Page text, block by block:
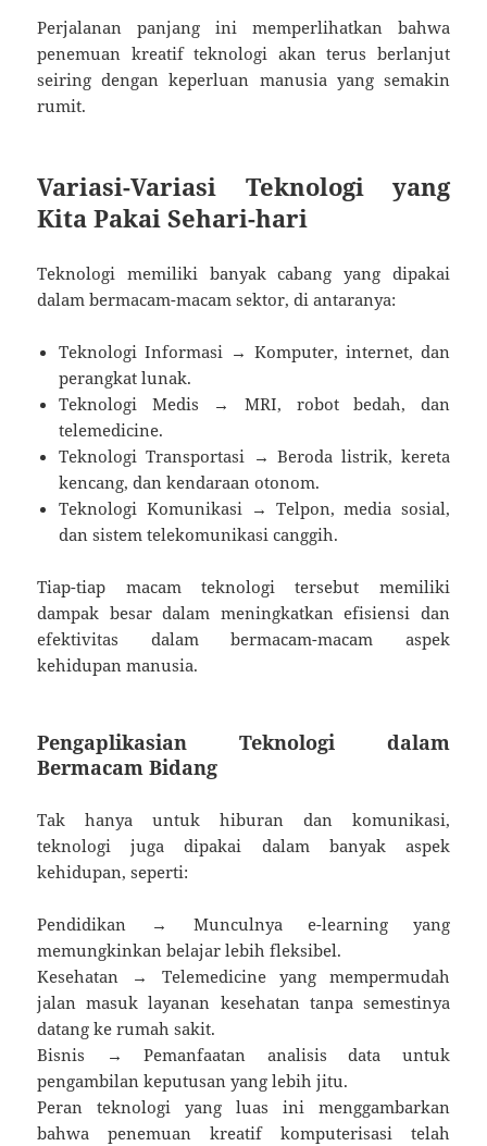
Perjalanan panjang ini memperlihatkan bahwa
penemuan kreatif teknologi akan terus berlanjut
seiring dengan keperluan manusia yang semakin
rumit.
Variasi-Variasi Teknologi yang
Kita Pakai Sehari-hari
Teknologi memiliki banyak cabang yang dipakai
dalam bermacam-macam sektor, di antaranya:
Teknologi Informasi → Komputer, internet, dan
perangkat lunak.
Teknologi Medis → MRI, robot bedah, dan
telemedicine.
Teknologi Transportasi → Beroda listrik, kereta
kencang, dan kendaraan otonom.
Teknologi Komunikasi → Telpon, media sosial,
dan sistem telekomunikasi canggih.
Tiap-tiap macam teknologi tersebut memiliki
dampak besar dalam meningkatkan efisiensi dan
efektivitas dalam bermacam-macam aspek
kehidupan manusia.
Pengaplikasian Teknologi dalam
Bermacam Bidang
Tak hanya untuk hiburan dan komunikasi,
teknologi juga dipakai dalam banyak aspek
kehidupan, seperti:
Pendidikan → Munculnya e-learning yang
memungkinkan belajar lebih fleksibel.
Kesehatan → Telemedicine yang mempermudah
jalan masuk layanan kesehatan tanpa semestinya
datang ke rumah sakit.
Bisnis → Pemanfaatan analisis data untuk
pengambilan keputusan yang lebih jitu.
Peran teknologi yang luas ini menggambarkan
bahwa penemuan kreatif komputerisasi telah